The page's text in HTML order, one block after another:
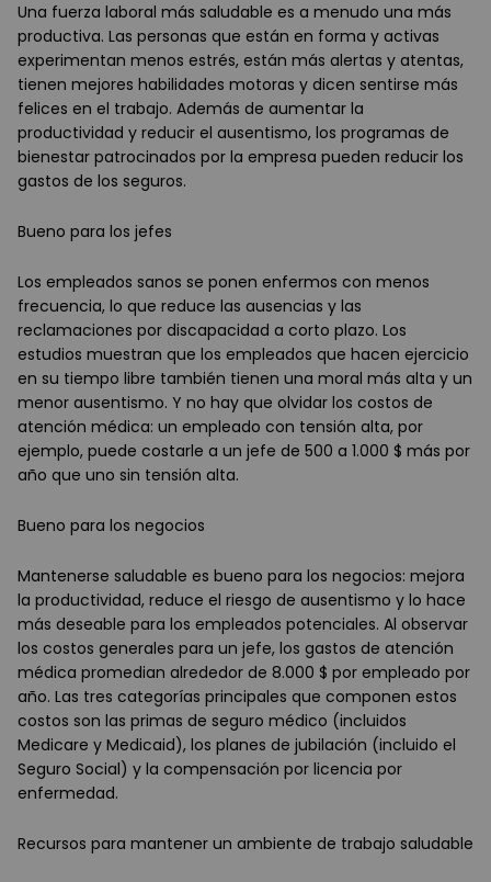
Una fuerza laboral más saludable es a menudo una más
productiva. Las personas que están en forma y activas
experimentan menos estrés, están más alertas y atentas,
tienen mejores habilidades motoras y dicen sentirse más
felices en el trabajo. Además de aumentar la
productividad y reducir el ausentismo, los programas de
bienestar patrocinados por la empresa pueden reducir los
gastos de los seguros.
Bueno para los jefes
Los empleados sanos se ponen enfermos con menos
frecuencia, lo que reduce las ausencias y las
reclamaciones por discapacidad a corto plazo. Los
estudios muestran que los empleados que hacen ejercicio
en su tiempo libre también tienen una moral más alta y un
menor ausentismo. Y no hay que olvidar los costos de
atención médica: un empleado con tensión alta, por
ejemplo, puede costarle a un jefe de 500 a 1.000 $ más por
año que uno sin tensión alta.
Bueno para los negocios
Mantenerse saludable es bueno para los negocios: mejora
la productividad, reduce el riesgo de ausentismo y lo hace
más deseable para los empleados potenciales. Al observar
los costos generales para un jefe, los gastos de atención
médica promedian alrededor de 8.000 $ por empleado por
año. Las tres categorías principales que componen estos
costos son las primas de seguro médico (incluidos
Medicare y Medicaid), los planes de jubilación (incluido el
Seguro Social) y la compensación por licencia por
enfermedad.
Recursos para mantener un ambiente de trabajo saludable